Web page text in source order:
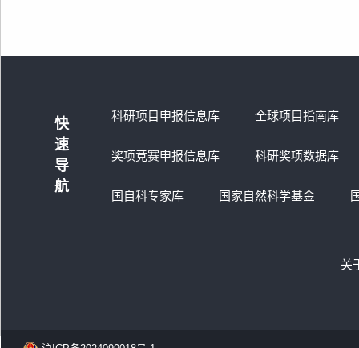
快
速
导
航
科研项目申报信息库 全球项目指南库
奖项竞赛申报信息库 科研奖项数据库
国自科专家库 国家自然科学基金
关